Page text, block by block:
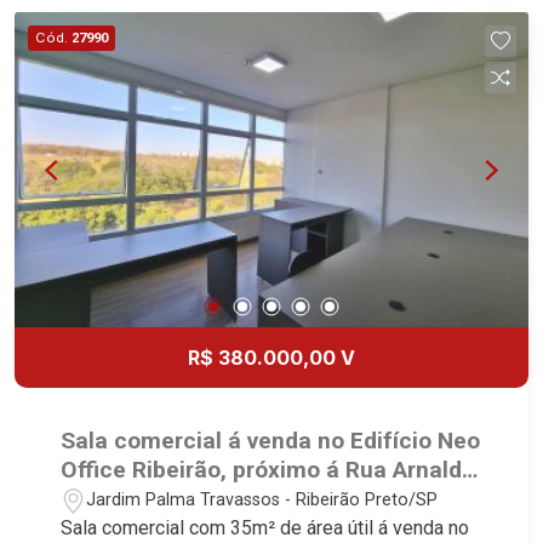
Especialistas em Venda, Locação e
Lançamentos! Avenida João Fiúsa, 1051 - Alto da
Boa Vista | Ribeirão Preto.
Cód. 27990
R$ 380.000,00 V
Sala comercial á venda no Edifício Neo
Office Ribeirão, próximo á Rua Arnaldo
Victaliano - Ribeirão Preto/SP.
Jardim Palma Travassos - Ribeirão Preto/SP
Sala comercial com 35m² de área útil á venda no